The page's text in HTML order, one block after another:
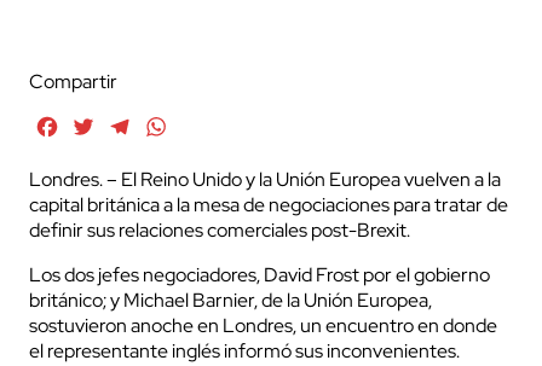
Compartir
FacebookTwitterTelegram
Londres. – El Reino Unido y la Unión Europea vuelven a la
capital británica a la mesa de negociaciones para tratar de
definir sus relaciones comerciales post-Brexit.
Los dos jefes negociadores, David Frost por el gobierno
británico; y Michael Barnier, de la Unión Europea,
sostuvieron anoche en Londres, un encuentro en donde
el representante inglés informó sus inconvenientes.